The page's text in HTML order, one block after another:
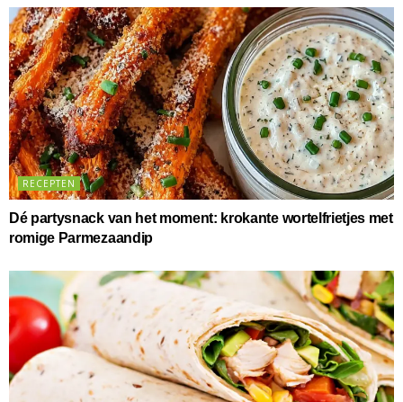
RECEPTEN
Dé partysnack van het moment: krokante wortelfrietjes met
romige Parmezaandip